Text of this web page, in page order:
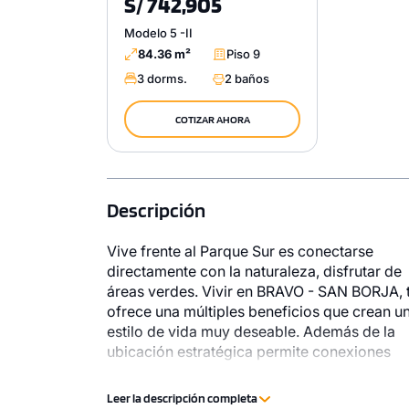
Modelo 5 -II
84.36 m²
Piso 9
3 dorms.
2 baños
COTIZAR AHORA
Descripción
Vive frente al Parque Sur es conectarse
directamente con la naturaleza, disfrutar de
áreas verdes. Vivir en BRAVO - SAN BORJA,
ofrece una múltiples beneficios que crean
estilo de vida muy deseable. Además de la
ubicación estratégica permite conexiones
garantiza una experiencia urbana. Asimismo,
Leer la descripción completa